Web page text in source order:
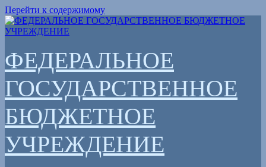
Перейти к содержимому
ФЕДЕРАЛЬНОЕ
ГОСУДАРСТВЕННОЕ
БЮДЖЕТНОЕ
УЧРЕЖДЕНИЕ